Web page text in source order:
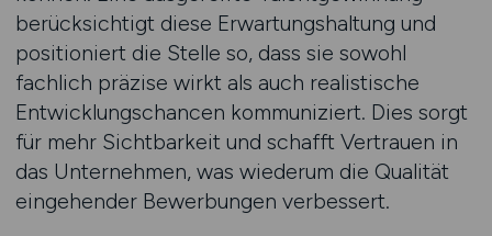
berücksichtigt diese Erwartungshaltung und
positioniert die Stelle so, dass sie sowohl
fachlich präzise wirkt als auch realistische
Entwicklungschancen kommuniziert. Dies sorgt
für mehr Sichtbarkeit und schafft Vertrauen in
das Unternehmen, was wiederum die Qualität
eingehender Bewerbungen verbessert.